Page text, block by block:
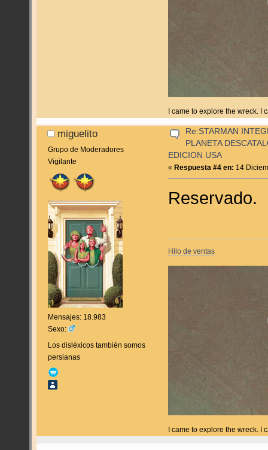
I came to explore the wreck.
miguelito
Grupo de Moderadores
Vigilante
Mensajes: 18.983
Sexo:
Los disléxicos también somos
persianas
Re:STARMAN
PLANETA
EDICION USA
« Respuesta #4 en: 14
Reservado.
Hilo de ventas
I came to explore the wreck. I